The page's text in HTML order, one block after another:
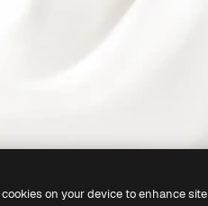
on your device to enhance site